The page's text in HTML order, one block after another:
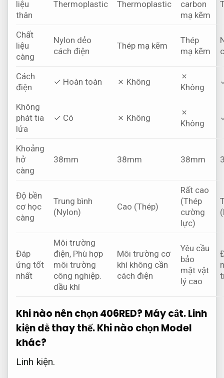
liệu
thân
Thermoplastic Thermoplastic
carbon
mạ kẽm
Chất
liệu
càng
Nylon dẻo
cách điện
Thép mạ kẽm
Thép
mạ kẽm
Cách
điện
✓ Hoàn toàn ✗ Không
✗
Không
Không
phát tia
lửa
✓ Có ✗ Không
✗
Không
Khoảng
hở
càng
38mm 38mm 38mm
Độ bền
cơ học
càng
Trung bình
(Nylon)
Cao (Thép)
Rất cao
(Thép
cường
lực)
Đáp
ứng tốt
nhất
Môi trường
điện, Phù hợp
môi trường
công nghiệp.
dầu khí
Môi trường cơ
khí không cần
cách điện
Yêu cầu
bảo
mật vật
lý cao
Khi nào nên chọn 406RED? Máy cắt.Linh
kiện dễ thay thế.Khi nào chọn Model
khác?
Linh kiện.